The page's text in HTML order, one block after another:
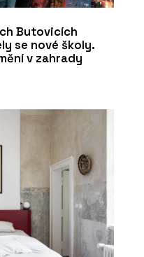
Butovicích
se nové školy.
v zahrady